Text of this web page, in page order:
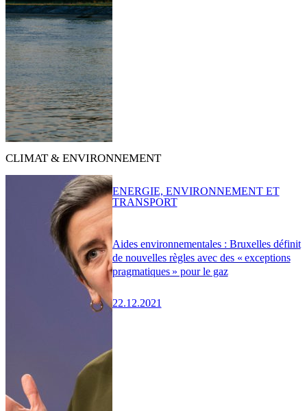
CLIMAT & ENVIRONNEMENT
Aides environnementales : Bruxelles définit
de nouvelles règles avec des « exceptions
pragmatiques » pour le gaz
22.12.2021
ENERGIE, ENVIRONNEMENT ET
TRANSPORT